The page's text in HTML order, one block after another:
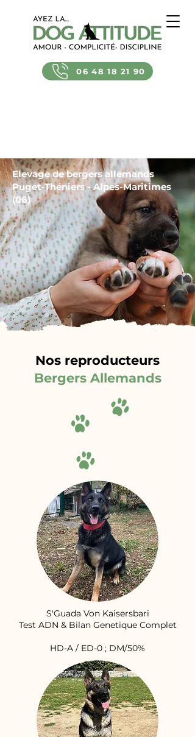
06 48 18 21 90
Elevage de bergers allemands
Puget-Théniers - Alpes-Maritimes
(06)
Nos reproducteurs
Bergers Allemands
S'Guada Von Kaisersbari
Test ADN & Bilan Genetique Complet
HD-A / ED-0 ; DM/50%